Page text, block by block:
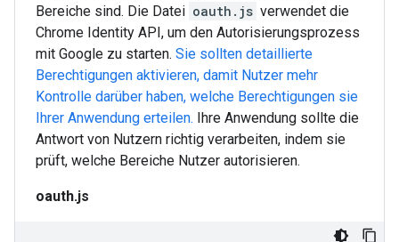
Bereiche sind. Die Datei oauth.js verwendet die
Chrome Identity API, um den Autorisierungsprozess
mit Google zu starten. Sie sollten detaillierte
Berechtigungen aktivieren, damit Nutzer mehr
Kontrolle darüber haben, welche Berechtigungen sie
Ihrer Anwendung erteilen. Ihre Anwendung sollte die
Antwort von Nutzern richtig verarbeiten, indem sie
prüft, welche Bereiche Nutzer autorisieren.
oauth.js